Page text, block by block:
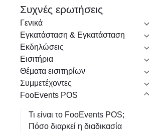
ζ
ή
τ
η
σ
η
Συχνές ερωτήσεις
Γενικά
Εγκατάσταση & Εγκατάσταση
Εκδηλώσεις
Εισιτήρια
Θέματα εισιτηρίων
Συμμετέχοντες
FooEvents POS
Τι είναι το FooEvents POS;
Πόσο διαρκεί η διαδικασία